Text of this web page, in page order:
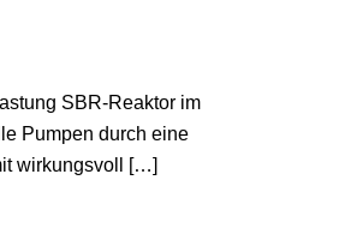
SBR-Reaktor im
Pumpen durch eine
wirkungsvoll […]